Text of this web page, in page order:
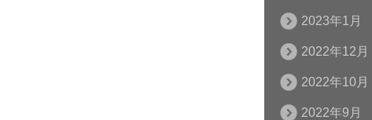
2023年1月
2022年12月
2022年10月
2022年9月